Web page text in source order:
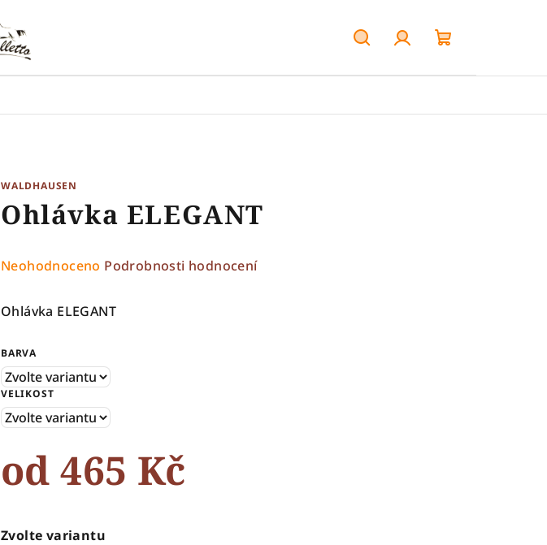
košík
WALDHAUSEN
Ohlávka ELEGANT
Průměrné
produktu
z
5
hvězdiček.
Neohodnoceno Podrobnosti hodnocení
Ohlávka ELEGANT
BARVA
VELIKOST
od465 Kč
cena:
Zvolte variantu